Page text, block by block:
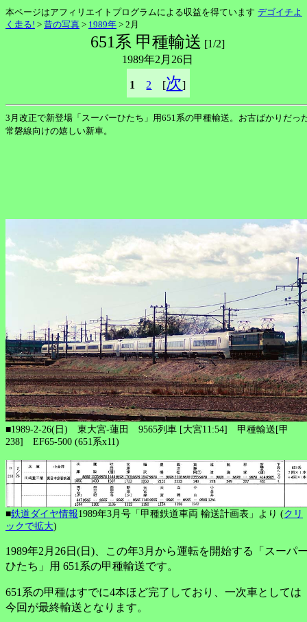
本ページはアフィリエイトプログラムによる収益を得ています デゴイチよ
く走る! > 昔の写真 > 1989年 > 2月
651系 甲種輸送 [1/2]
1989年2月26日
1 2 [次]
3月改正で新登場「スーパーひたち」用651系の甲種輸送。お古ばかりだっ
常磐線向けの嬉しい新車。
■1989-2-26(日) 東大宮-蓮田 9565列車 [大宮11:54] 甲種輸送[甲
238] EF65-500 (651系x11)
■鉄道ダイヤ情報1989年3月号「甲種鉄道車両 輸送計画表」より (クリ
ックで拡大)
1989年2月26日(日)、この年3月から運転を開始する「スーパ
ひたち」用 651系の甲種輸送です。
651系の甲種はすでに4本ほど完了しており、一次車としては
今回が最終輸送となります。